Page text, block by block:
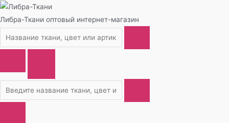
Либра-Ткани оптовый интернет-магазин